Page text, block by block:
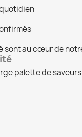
sont au cœur de
palette de